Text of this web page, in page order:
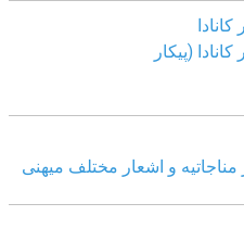
(پیکار
و اشعار مختلف میهنی